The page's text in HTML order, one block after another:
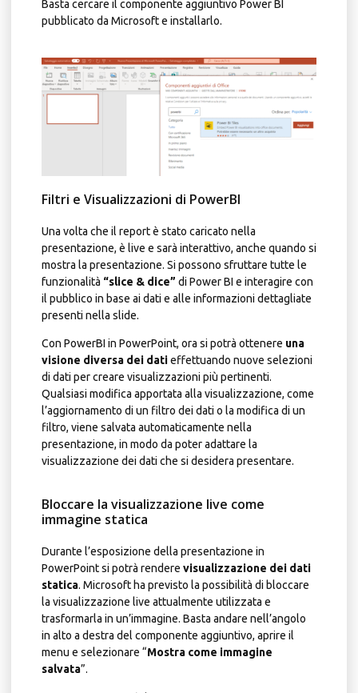
Basta cercare il componente aggiuntivo Power BI
pubblicato da Microsoft e installarlo.
Filtri e Visualizzazioni di PowerBI
Una volta che il report è stato caricato nella
presentazione, è live e sarà interattivo, anche quando si
mostra la presentazione. Si possono sfruttare tutte le
funzionalità “slice & dice” di Power BI e interagire con
il pubblico in base ai dati e alle informazioni dettagliate
presenti nella slide.
Con PowerBI in PowerPoint, ora si potrà ottenere una
visione diversa dei datieffettuando nuove selezioni
di dati per creare visualizzazioni più pertinenti.
Qualsiasi modifica apportata alla visualizzazione, come
l’aggiornamento di un filtro dei dati o la modifica di un
filtro, viene salvata automaticamente nella
presentazione, in modo da poter adattare la
visualizzazione dei dati che si desidera presentare.
Bloccare la visualizzazione live come
immagine statica
Durante l’esposizione della presentazione in
PowerPoint si potrà rendere visualizzazione dei dati
statica. Microsoft ha previsto la possibilità di bloccare
la visualizzazione live attualmente utilizzata e
trasformarla in un’immagine. Basta andare nell’angolo
in alto a destra del componente aggiuntivo, aprire il
menu e selezionare “Mostra come immagine
salvata”.